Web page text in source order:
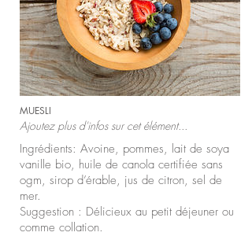
MUESLI
Ajoutez plus d'infos sur cet élément...
Ingrédients: Avoine, pommes, lait de soya
vanille bio, huile de canola certifiée sans
ogm, sirop d’érable, jus de citron, sel de
mer.
Suggestion : Délicieux au petit déjeuner ou
comme collation.